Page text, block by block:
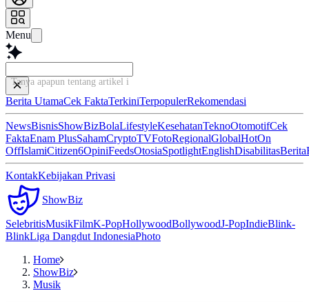
Menu
Tanya apapun tentang artikel ini...
Berita UtamaCek FaktaTerkiniTerpopulerRekomendasi
NewsBisnisShowBizBolaLifestyleKesehatanTeknoOtomotifCek
FaktaEnam PlusSahamCryptoTVFotoRegionalGlobalHotOn
OffIslamiCitizen6OpiniFeedsOtosiaSpotlightEnglishDisabilitasBerita
KontakKebijakan Privasi
ShowBiz
SelebritisMusikFilmK-PopHollywoodBollywoodJ-PopIndieBlink-
BlinkLiga Dangdut IndonesiaPhoto
Home
ShowBiz
Musik